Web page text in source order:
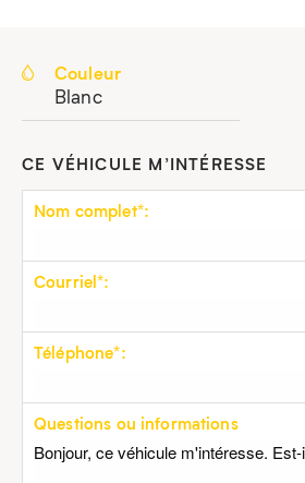
Couleur
Blanc
CE VÉHICULE M’INTÉRESSE
Nom complet*:
Courriel*:
Téléphone*:
Questions ou informations